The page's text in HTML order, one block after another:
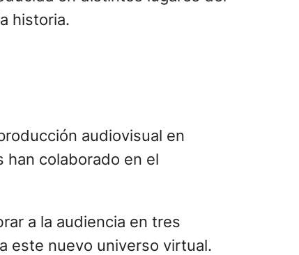
historia.
audiovisual en
han colaborado en el
a la audiencia en tres
este nuevo universo virtual.